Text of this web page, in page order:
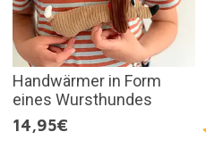
Handwärmer in Form
eines Wursthundes
14,95€